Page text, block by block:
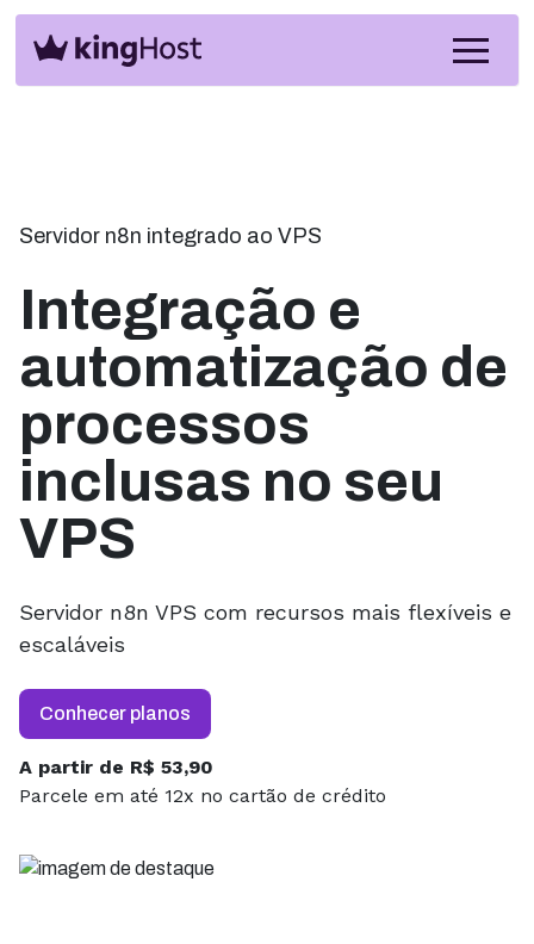
Servidor n8n integrado ao VPS
Integração e
automatização de
processos
inclusas no seu
VPS
Servidor n8n VPS com recursos mais flexíveis e
escaláveis
Conhecer planos
A partir de R$ 53,90
Parcele em até 12x no cartão de crédito